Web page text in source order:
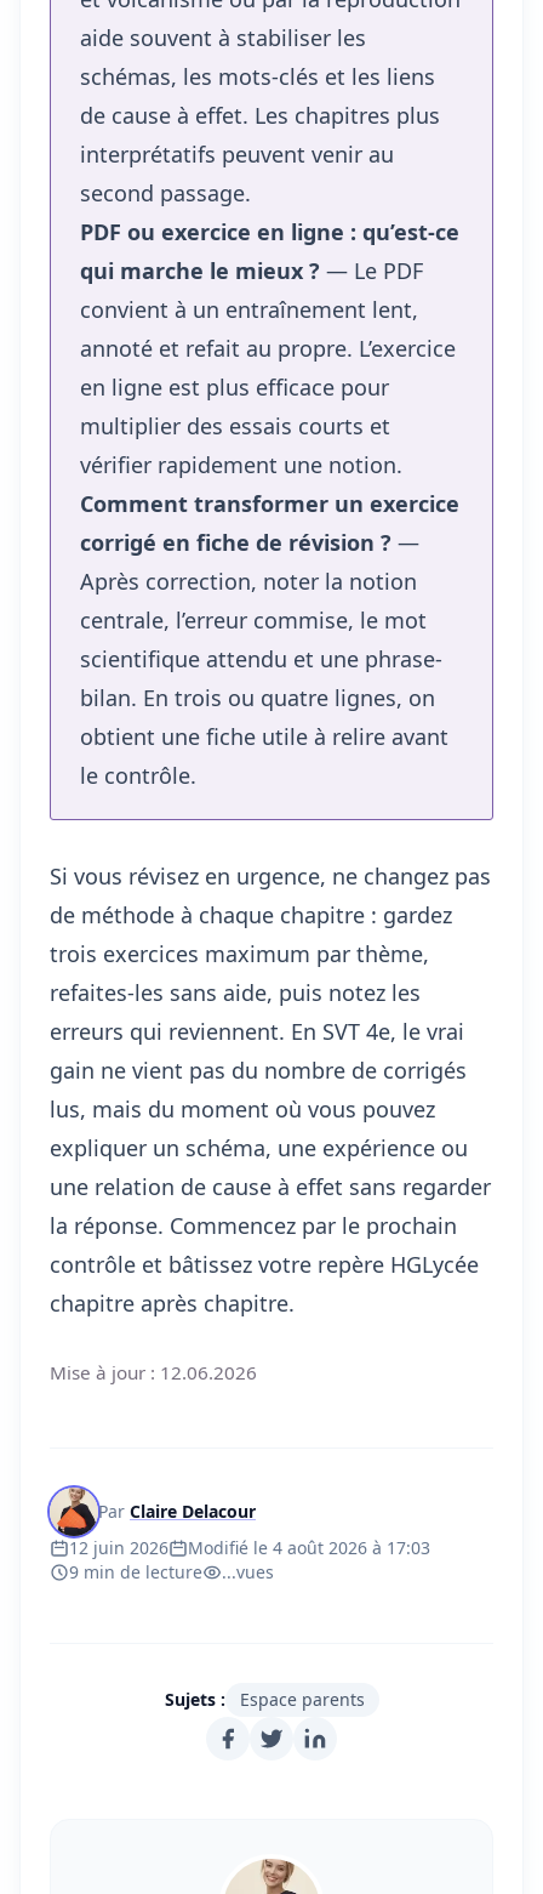
aide souvent à stabiliser les
schémas, les mots-clés et les liens
de cause à effet. Les chapitres plus
interprétatifs peuvent venir au
second passage.
PDF ou exercice en ligne : qu’est-ce
qui marche le mieux ? — Le PDF
convient à un entraînement lent,
annoté et refait au propre. L’exercice
en ligne est plus efficace pour
multiplier des essais courts et
vérifier rapidement une notion.
Comment transformer un exercice
corrigé en fiche de révision ? —
Après correction, noter la notion
centrale, l’erreur commise, le mot
scientifique attendu et une phrase-
bilan. En trois ou quatre lignes, on
obtient une fiche utile à relire avant
le contrôle.
Si vous révisez en urgence, ne changez pas
de méthode à chaque chapitre : gardez
trois exercices maximum par thème,
refaites-les sans aide, puis notez les
erreurs qui reviennent. En SVT 4e, le vrai
gain ne vient pas du nombre de corrigés
lus, mais du moment où vous pouvez
expliquer un schéma, une expérience ou
une relation de cause à effet sans regarder
la réponse. Commencez par le prochain
contrôle et bâtissez votre repère HGLycée
chapitre après chapitre.
Mise à jour : 12.06.2026
Par Claire Delacour
12 juin 2026
Modifié le 4 août 2026 à 17:03
9 min de lecture
...vues
Sujets : Espace parents